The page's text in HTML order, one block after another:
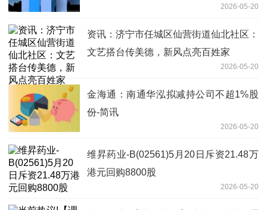
2026-05-20
资讯：济宁市任城区仙营街道仙北社区：
文艺搭台传美德，新风点亮百姓家
2026-05-20
金海通：南通华泓拟减持公司不超1%股
份-简讯
2026-05-20
维昇药业-B(02561)5月20日斥资21.48万
港元回购8800股
2026-05-20